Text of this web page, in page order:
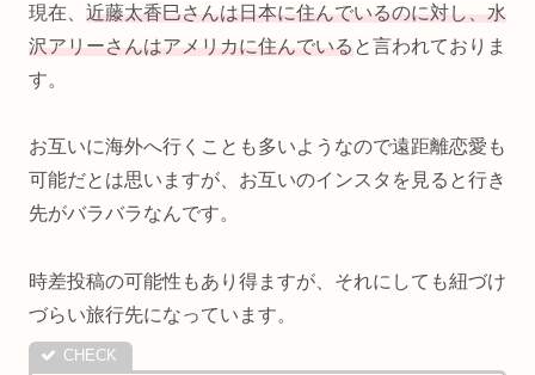
現在、 近藤太香巳さんは日本に住んでいるのに対し、水
沢アリーさんはアメリカに住んでいると言われておりま
す。
お互いに海外へ行くことも多いようなので遠距離恋愛も
可能だとは思いますが、お互いのインスタを見ると行き
先がバラバラなんです。
時差投稿の可能性もあり得ますが、それにしても紐づけ
づらい旅行先になっています。